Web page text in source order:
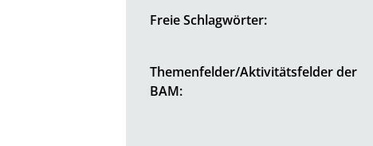
Freie Schlagwörter:
Themenfelder/Aktivitätsfelder der
BAM: